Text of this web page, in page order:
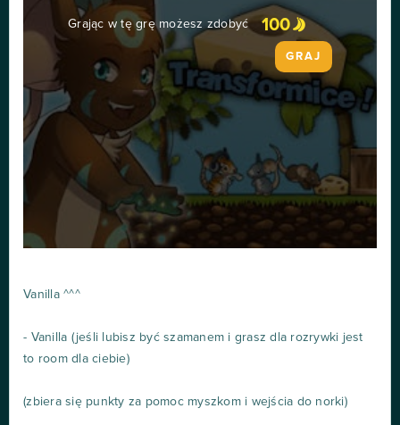
Grając w tę grę możesz zdobyć 100
GRAJ
Vanilla ^^^
- Vanilla (jeśli lubisz być szamanem i grasz dla rozrywki jest
to room dla ciebie)
(zbiera się punkty za pomoc myszkom i wejścia do norki)